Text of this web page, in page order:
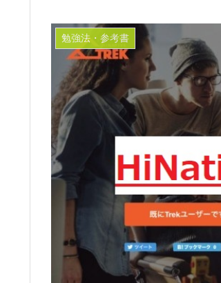
勉強法・参考書